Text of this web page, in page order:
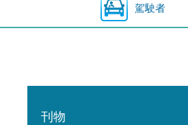
駕駛者
刊物